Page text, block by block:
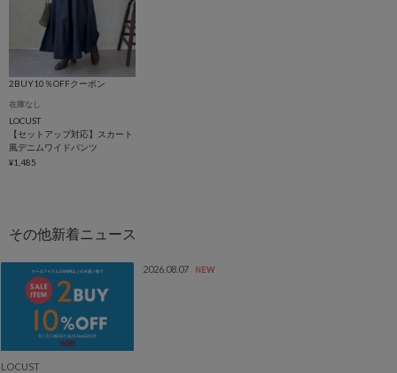
2BUY10％OFFクーポン
在庫なし
LOCUST
【セットアップ対応】スカート
風デニムワイドパンツ
¥1,485
2026.08.07 NEW
LOCUST